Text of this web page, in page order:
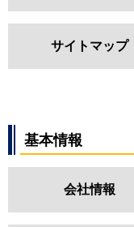
サイトマップ
基本情報
会社情報